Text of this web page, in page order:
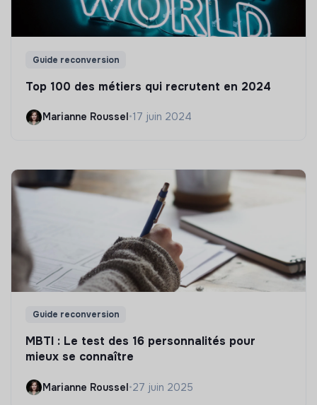
Guide reconversion
Top 100 des métiers qui recrutent en 2024
Marianne Roussel •17 juin 2024
Guide reconversion
MBTI : Le test des 16 personnalités pour
mieux se connaître
Marianne Roussel•27 juin 2025